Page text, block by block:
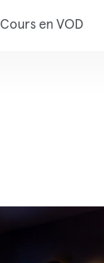
Cours en VOD